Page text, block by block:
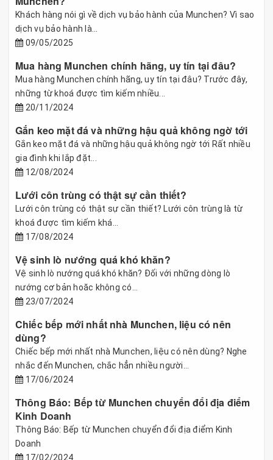
Khách hàng nói gì về dịch vụ bảo hành của Munchen? Vì sao
dịch vụ bảo hành là...
09/05/2025
Mua hàng Munchen chính hãng, uy tín tại đâu?
Mua hàng Munchen chính hãng, uy tín tại đâu? Trước đây,
những từ khoá được tìm kiếm nhiều...
20/11/2024
Gắn keo mặt đá và những hậu quả không ngờ tới
Gắn keo mặt đá và những hậu quả không ngờ tới Rất nhiều
gia đình khi lắp đặt...
12/08/2024
Lưới côn trùng có thật sự cần thiết?
Lưới côn trùng có thật sự cần thiết? Lưới côn trùng là từ
khoá được tìm kiếm khá...
17/08/2024
Vệ sinh lò nướng quá khó khăn?
Vệ sinh lò nướng quá khó khăn? Đối với những dòng lò
nướng cơ bản hoăc không có...
23/07/2024
Chiếc bếp mới nhất nhà Munchen, liệu có nên
dùng?
Chiếc bếp mới nhất nhà Munchen, liệu có nên dùng? Nghe
nhắc đến Munchen, chắc hẳn nhiều người...
17/06/2024
Thông Báo: Bếp từ Munchen chuyển đổi địa điểm
Kinh Doanh
Thông Báo: Bếp từ Munchen chuyển đổi địa điểm Kinh
Doanh
17/02/2024